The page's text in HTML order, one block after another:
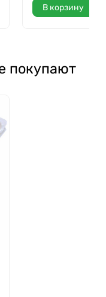
В корзину
покупают